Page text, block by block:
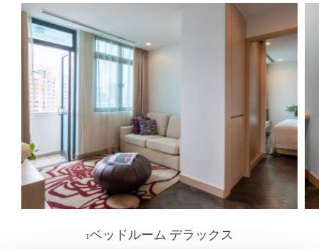
1ベッドルーム デラックス